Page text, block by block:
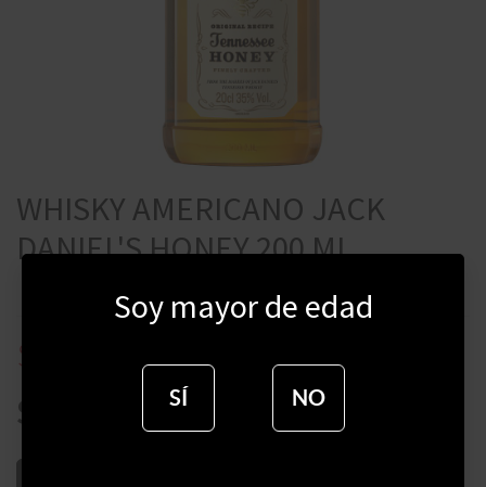
WHISKY AMERICANO JACK
DANIEL'S HONEY 200 ML
$
$
Soy mayor de edad
SÍ NO